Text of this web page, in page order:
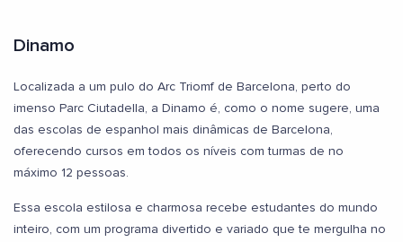
Dinamo
Localizada a um pulo do Arc Triomf de Barcelona, perto do
imenso Parc Ciutadella, a Dinamo é, como o nome sugere, uma
das escolas de espanhol mais dinâmicas de Barcelona,
oferecendo cursos em todos os níveis com turmas de no
máximo 12 pessoas.
Essa escola estilosa e charmosa recebe estudantes do mundo
inteiro, com um programa divertido e variado que te mergulha no